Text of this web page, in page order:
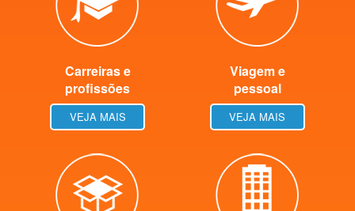
Carreiras e
profissões
VEJA MAIS
Viagem e
pessoal
VEJA MAIS